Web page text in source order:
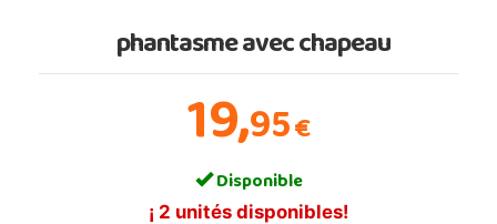
phantasme avec chapeau
19,95€
Disponible
¡ 2 unités disponibles!